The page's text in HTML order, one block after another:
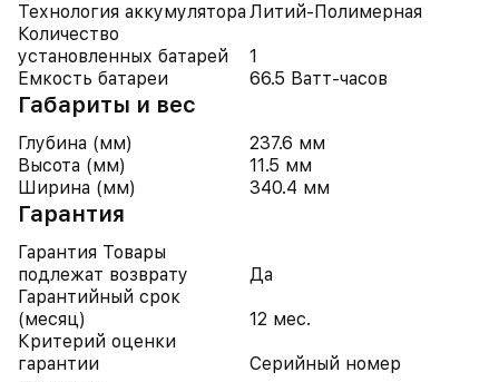
Технология аккумулятора Литий-Полимерная
Количество
установленных батарей
1
Емкость батареи
66.5 Ватт-часов
Габариты и вес
Глубина (мм)
237.6 мм
Высота (мм)
11.5 мм
Ширина (мм)
340.4 мм
Гарантия
Гарантия Товары
подлежат возврату
Да
Гарантийный срок
(месяц)
12 мес.
Критерий оценки
гарантии
Серийный номер